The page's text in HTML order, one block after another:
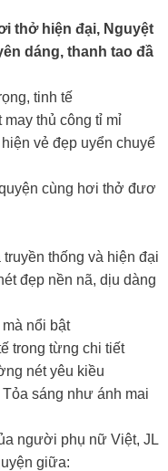
thở hiện đại, Nguyệt
dáng, thanh tao đầ
tinh tế
thủ công tỉ mỉ
vẻ đẹp uyển chuyể
cùng hơi thở đươ
thống và hiện đại
đẹp nền nã, dịu dàng
nổi bật
trong từng chi tiết
nét yêu kiều
sáng như ánh mai
người phụ nữ Việt, JL
giữa: